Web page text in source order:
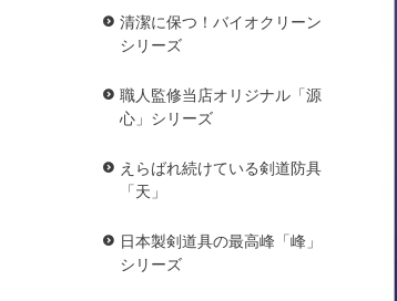
清潔に保つ！バイオクリーン
シリーズ
職人監修当店オリジナル「源
心」シリーズ
えらばれ続けている剣道防具
「天」
日本製剣道具の最高峰「峰」
シリーズ